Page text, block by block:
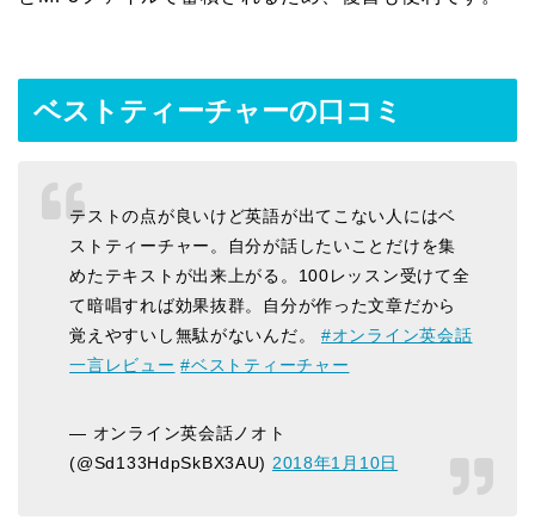
ベストティーチャーの口コミ
テストの点が良いけど英語が出てこない人にはベ
ストティーチャー。自分が話したいことだけを集
めたテキストが出来上がる。100レッスン受けて全
て暗唱すれば効果抜群。自分が作った文章だから
覚えやすいし無駄がないんだ。 #オンライン英会話
一言レビュー #ベストティーチャー
— オンライン英会話ノオト
(@Sd133HdpSkBX3AU) 2018年1月10日